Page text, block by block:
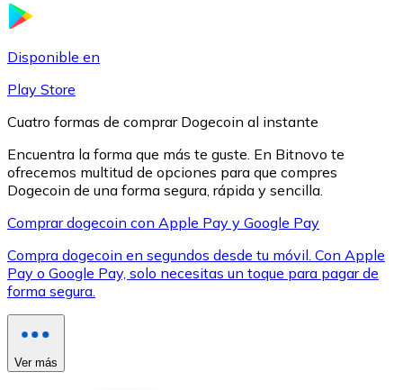
Ver todo
Compra criptomonedas con efectivo en tu tienda más
Disponible en
Play Store
Cuatro formas de comprar Dogecoin al instante
Encuentra la forma que más te guste. En Bitnovo te
ofrecemos multitud de opciones para que compres
Dogecoin de una forma segura, rápida y sencilla.
Comprar dogecoin con Apple Pay y Google Pay
Compra dogecoin en segundos desde tu móvil. Con Apple
Pay o Google Pay, solo necesitas un toque para pagar de
forma segura.
Ver más